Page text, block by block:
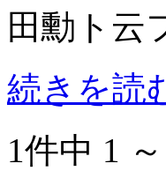
田勳ト云
続きを読
1件中 1